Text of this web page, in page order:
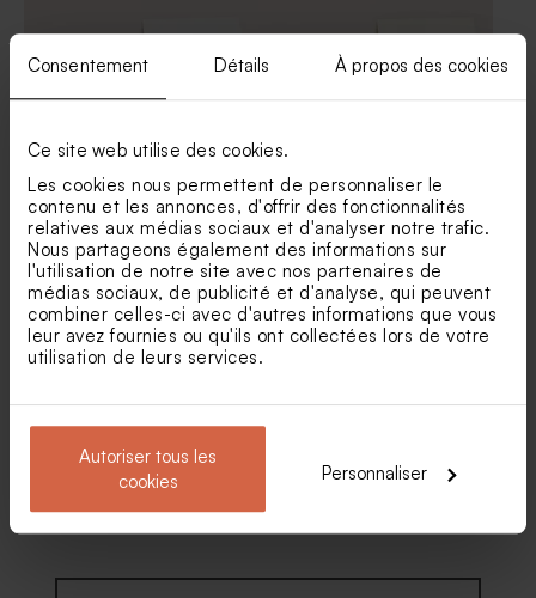
Consentement Détails À propos des cookies
Ce site web utilise des cookies.
Les cookies nous permettent de personnaliser le
contenu et les annonces, d'offrir des fonctionnalités
relatives aux médias sociaux et d'analyser notre trafic.
Nous partageons également des informations sur
l'utilisation de notre site avec nos partenaires de
médias sociaux, de publicité et d'analyse, qui peuvent
combiner celles-ci avec d'autres informations que vous
leur avez fournies ou qu'ils ont collectées lors de votre
utilisation de leurs services.
Autoriser tous les
cookies
Personnaliser
Carte d'invitation mariage
boho et roses aquarelles
Savon artisanal mariage
senteur Fleur Hibiscus
Marque place mariage fleurs
éparses
Marque place mariage floral
charme d'antan
initiales et lettres dorées
doré